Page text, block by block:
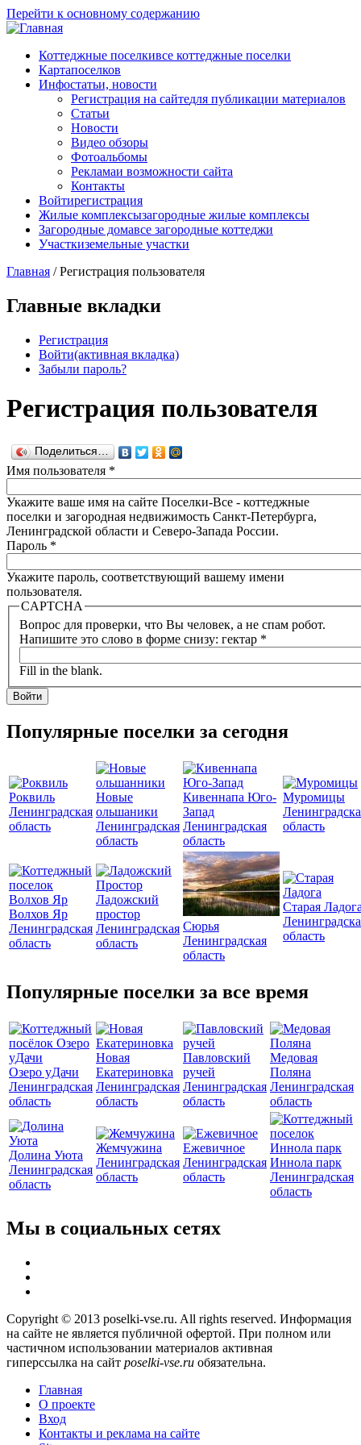
Перейти к основному содержанию
Коттеджные поселкивсе коттеджные поселки
Картапоселков
Инфостатьи, новости
Регистрация на сайтедля публикации материалов
Статьи
Новости
Видео обзоры
Фотоальбомы
Рекламаи возможности сайта
Контакты
Войтирегистрация
Жилые комплексызагородные жилые комплексы
Загородные домавсе загородные коттеджи
Участкиземельные участки
Главная /Регистрация пользователя
Главные вкладки
Регистрация
Войти(активная вкладка)
Забыли пароль?
Регистрация пользователя
Поделиться…
Имя пользователя *
Укажите ваше имя на сайте Поселки-Все - коттеджные
поселки и загородная недвижимость Санкт-Петербурга,
Ленинградской области и Северо-Запада России.
Пароль *
Укажите пароль, соответствующий вашему имени
пользователя.
CAPTCHA
Вопрос для проверки, что Вы человек, а не спам робот.
Напишите это слово в форме снизу: гектар *
Fill in the blank.
Популярные поселки за сегодня
Роквиль
Ленинградская
область
Новые
ольшаники
Ленинградская
область
Кивеннапа Юго-
Запад
Ленинградская
область
Муромицы
область
Волхов Яр
Ленинградская
область
Ладожский
простор
Ленинградская
область
Сюрья
Ленинградская
область
Старая
область
Популярные поселки за все время
Озеро уДачи
Ленинградская
область
Новая
Екатериновка
Ленинградская
область
Павловский
ручей
Ленинградская
область
Медовая
Поляна
Ленинградская
область
Долина Уюта
Ленинградская
область
Жемчужина
Ленинградская
область
Ежевичное
Ленинградская
область
Иннола парк
Ленинградская
область
Мы в социальных сетях
Copyright © 2013 poselki-vse.ru. All rights reserved. Информация
на сайте не является публичной офертой. При полном или
частичном использовании материалов активная
гиперссылка на сайт poselki-vse.ru​ обязательна.
Главная
О проекте
Вход
Контакты и реклама на сайте